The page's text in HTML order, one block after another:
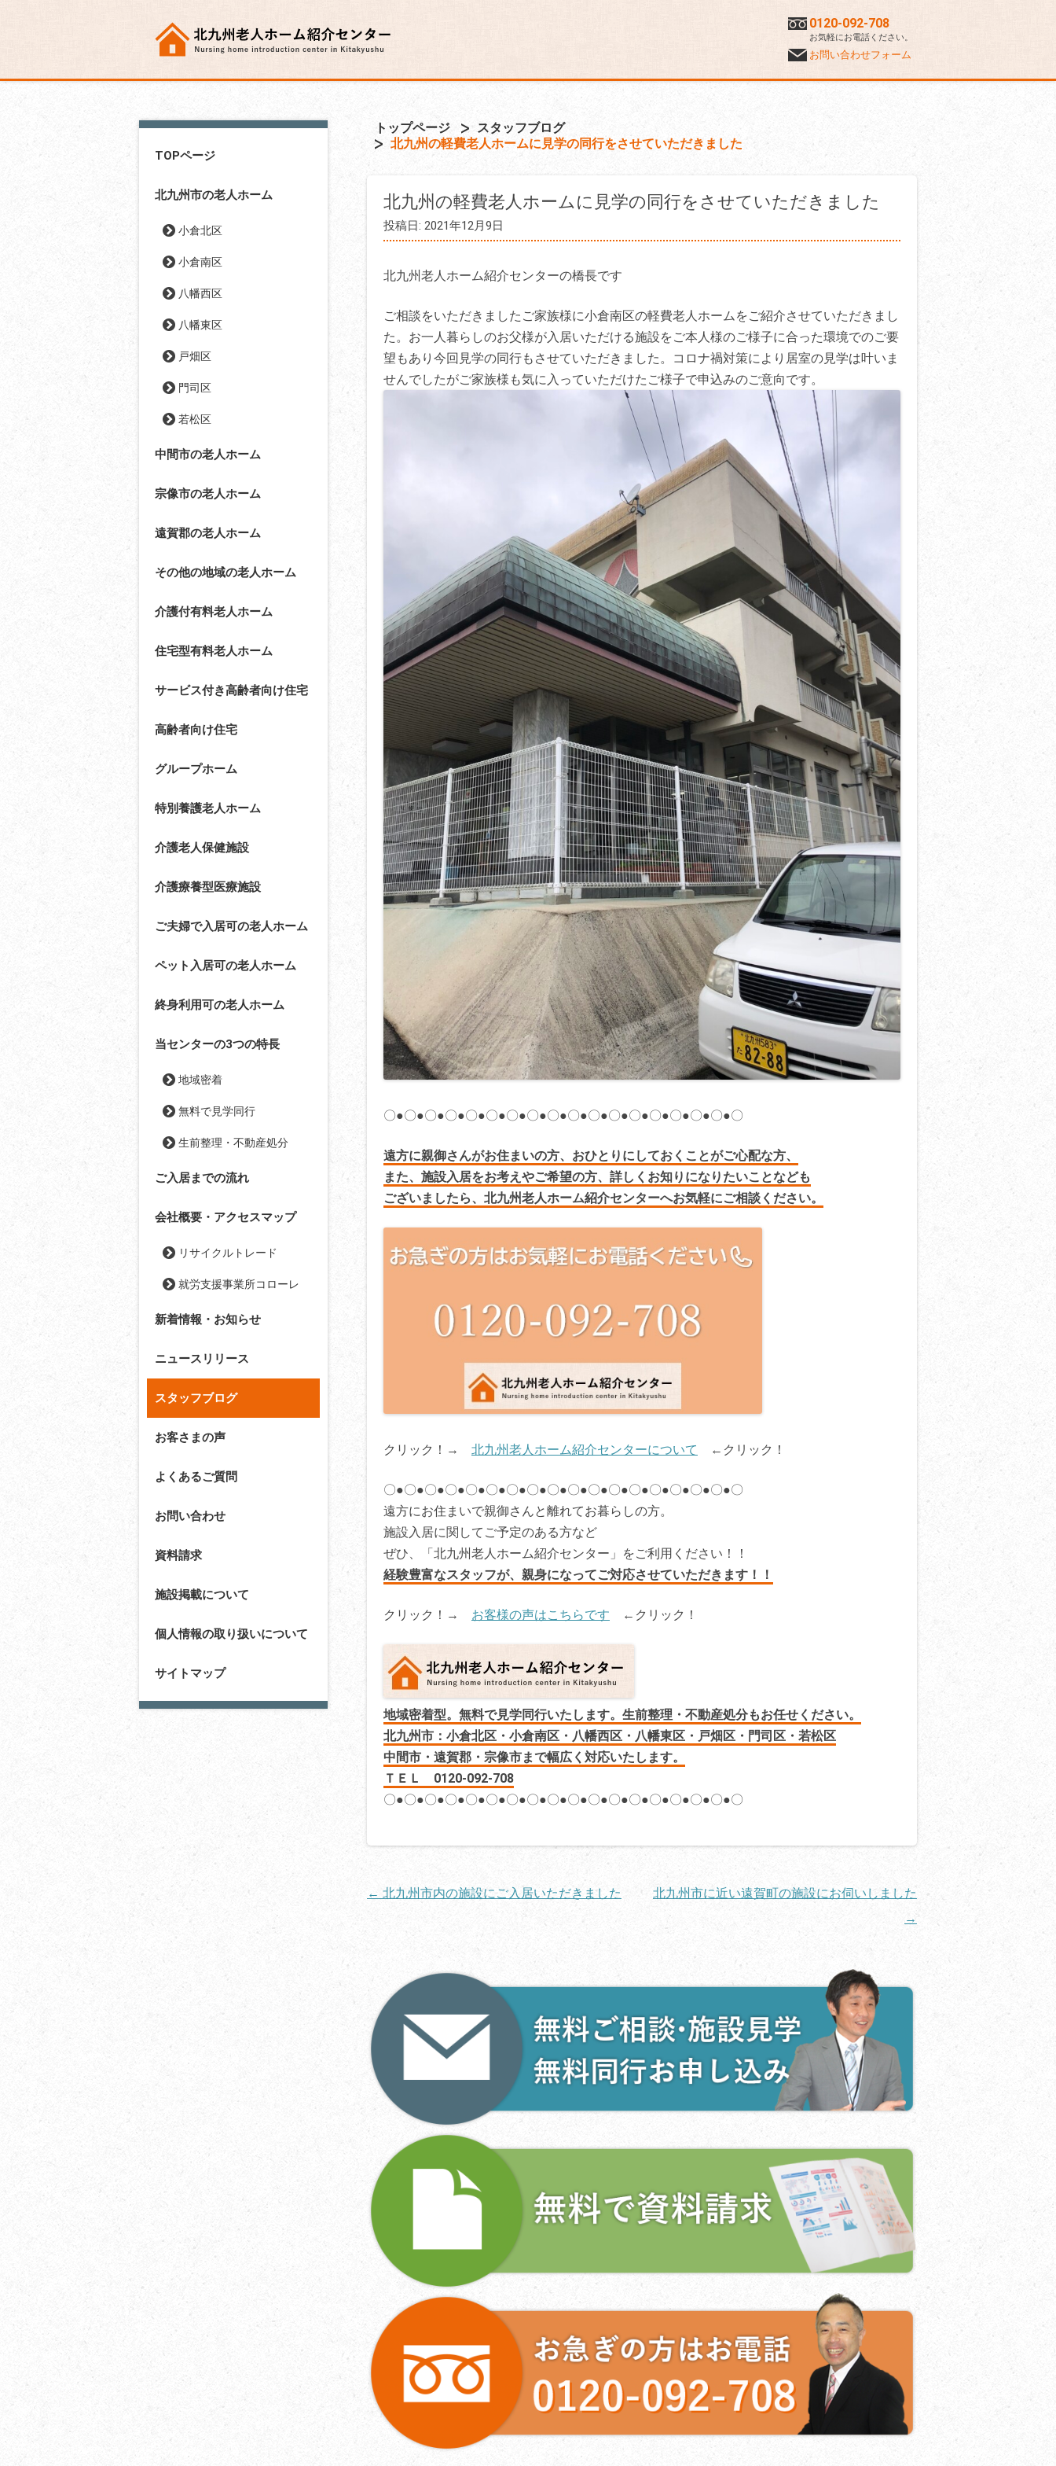
0120-092-708
お気軽にお電話ください。
お問い合わせフォーム
TOPページ
北九州市の老人ホーム
小倉北区
小倉南区
八幡西区
八幡東区
戸畑区
門司区
若松区
中間市の老人ホーム
宗像市の老人ホーム
遠賀郡の老人ホーム
その他の地域の老人ホーム
介護付有料老人ホーム
住宅型有料老人ホーム
サービス付き高齢者向け住宅
高齢者向け住宅
グループホーム
特別養護老人ホーム
介護老人保健施設
介護療養型医療施設
ご夫婦で入居可の老人ホーム
ペット入居可の老人ホーム
終身利用可の老人ホーム
当センターの3つの特長
地域密着
無料で見学同行
生前整理・不動産処分
ご入居までの流れ
会社概要・アクセスマップ
リサイクルトレード
就労支援事業所コローレ
新着情報・お知らせ
ニュースリリース
スタッフブログ
お客さまの声
よくあるご質問
お問い合わせ
資料請求
施設掲載について
個人情報の取り扱いについて
サイトマップ
トップページ
スタッフブログ
北九州の軽費老人ホームに見学の同行をさせていただきました
北九州の軽費老人ホームに見学の同行をさせていただきました
投稿日: 2021年12月9日
北九州老人ホーム紹介センターの橋長です
ご相談をいただきましたご家族様に小倉南区の軽費老人ホームをご紹介させていただきまし
た。お一人暮らしのお父様が入居いただける施設をご本人様のご様子に合った環境でのご要
望もあり今回見学の同行もさせていただきました。コロナ禍対策により居室の見学は叶いま
せんでしたがご家族様も気に入っていただけたご様子で申込みのご意向です。
〇●〇●〇●〇●〇●〇●〇●〇●〇●〇●〇●〇●〇●〇●〇●〇●〇●〇
遠方に親御さんがお住まいの方、おひとりにしておくことがご心配な方、
また、施設入居をお考えやご希望の方、詳しくお知りになりたいことなども
ございましたら、北九州老人ホーム紹介センターへお気軽にご相談ください。
クリック！→ 北九州老人ホーム紹介センターについて ←クリック！
〇●〇●〇●〇●〇●〇●〇●〇●〇●〇●〇●〇●〇●〇●〇●〇●〇●〇
遠方にお住まいで親御さんと離れてお暮らしの方。
施設入居に関してご予定のある方など
ぜひ、「北九州老人ホーム紹介センター」をご利用ください！！
経験豊富なスタッフが、親身になってご対応させていただきます！！
クリック！→ お客様の声はこちらです ←クリック！
地域密着型。無料で見学同行いたします。生前整理・不動産処分もお任せください。
北九州市：小倉北区・小倉南区・八幡西区・八幡東区・戸畑区・門司区・若松区
中間市・遠賀郡・宗像市まで幅広く対応いたします。
ＴＥＬ 0120-092-708
〇●〇●〇●〇●〇●〇●〇●〇●〇●〇●〇●〇●〇●〇●〇●〇●〇●〇
投
ー
シ
ョ
← 北九州市内の施設にご入居いただきました
北九州市に近い遠賀町の施設にお伺いしました
→